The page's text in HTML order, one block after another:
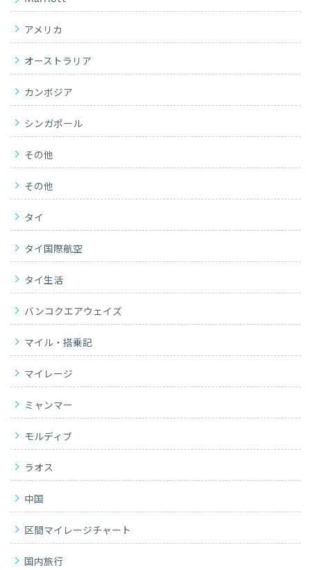
アメリカ
オーストラリア
カンボジア
シンガポール
その他
その他
タイ
タイ国際航空
タイ生活
バンコクエアウェイズ
マイル・搭乗記
マイレージ
ミャンマー
モルディブ
ラオス
中国
区間マイレージチャート
国内旅行